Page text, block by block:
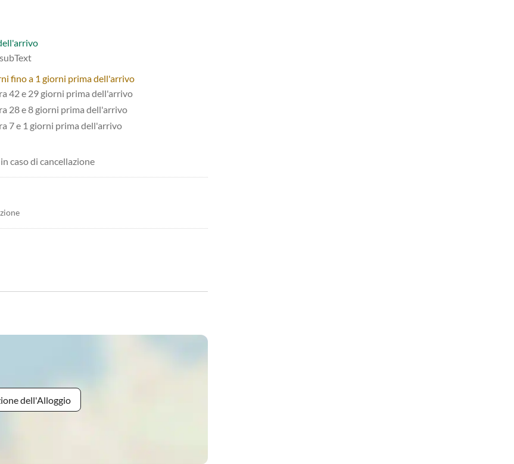
fino a 1 giorni prima dell'arrivo
42 e 29 giorni prima dell'arrivo
28 e 8 giorni prima dell'arrivo
7 e 1 giorni prima dell'arrivo
caso di cancellazione
dell'Alloggio